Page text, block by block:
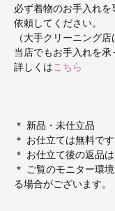
必ず着物のお手入れを
依頼してください。
（大手クリーニング
当店でもお手入れを承
詳しくは こちら
＊ 新品・未仕立品
＊ お仕立ては無料です
＊ お仕立て後の返品
＊ ご覧のモニター環
る場合がございます。